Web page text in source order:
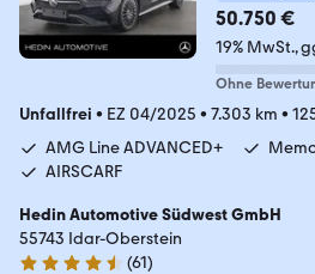
50.750 €
19% MwSt.
Ohne
Unfallfrei • EZ 04/2025 • 7.303 km •
AMG Line ADVANCED+
AIRSCARF
Hedin Automotive Südwest GmbH
55743 Idar-Oberstein
(61)